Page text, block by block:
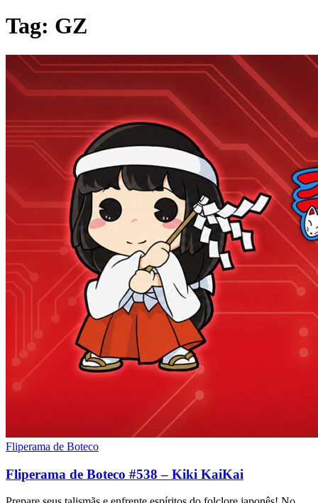
Tag: GZ
Fliperama de Boteco
Fliperama de Boteco #538 – Kiki KaiKai